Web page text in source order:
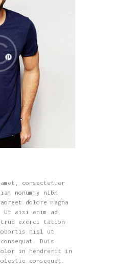
consectetuer
nonummy nibh
dolore magna
Ut wisi enim ad
exerci tation
nisl ut
Duis
in hendrerit in
consequat.